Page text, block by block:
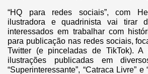
“HQ para redes sociais”, com
ilustradora e quadrinista vai tirar
interessados em trabalhar com
para publicação nas redes sociais,
Twitter (e pinceladas de TikTok).
ilustrações publicadas em
“Superinteressante”, “Catraca Livre” e